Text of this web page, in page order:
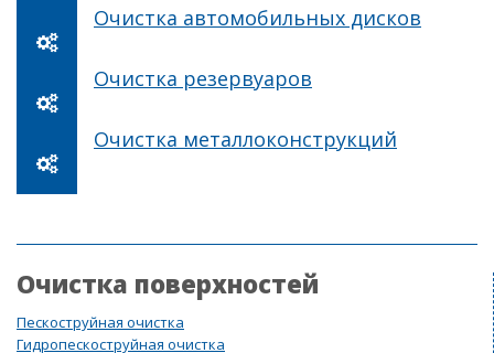
Очистка автомобильных дисков
Очистка резервуаров
Очистка металлоконструкций
Очистка поверхностей
Пескоструйная очистка
Гидропескоструйная очистка